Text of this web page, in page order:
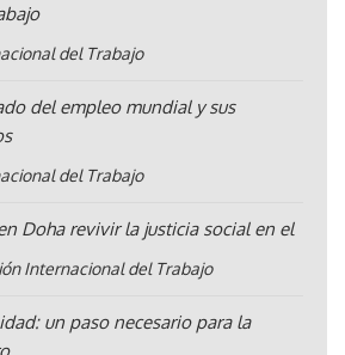
del Trabajo
del empleo mundial y sus
del Trabajo
Doha revivir la justicia social en el
Internacional del Trabajo
un paso necesario para la